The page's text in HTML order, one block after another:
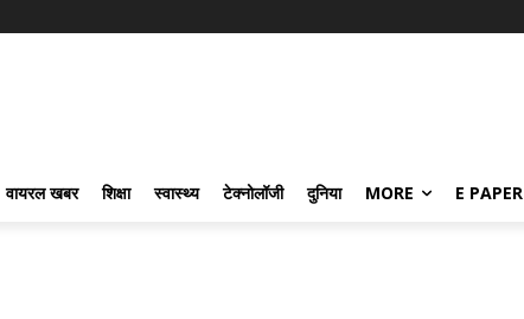
वायरल खबर शिक्षा स्वास्थ्य टेक्नोलॉजी दुनिया MORE E PAPER